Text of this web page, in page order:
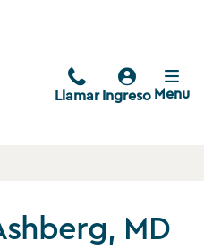
Llamar Ingreso Menu
MD